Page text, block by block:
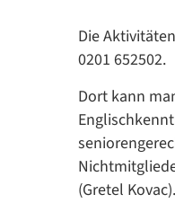
Die
0201 652502.
Dort kann
(Gretel Kovac).